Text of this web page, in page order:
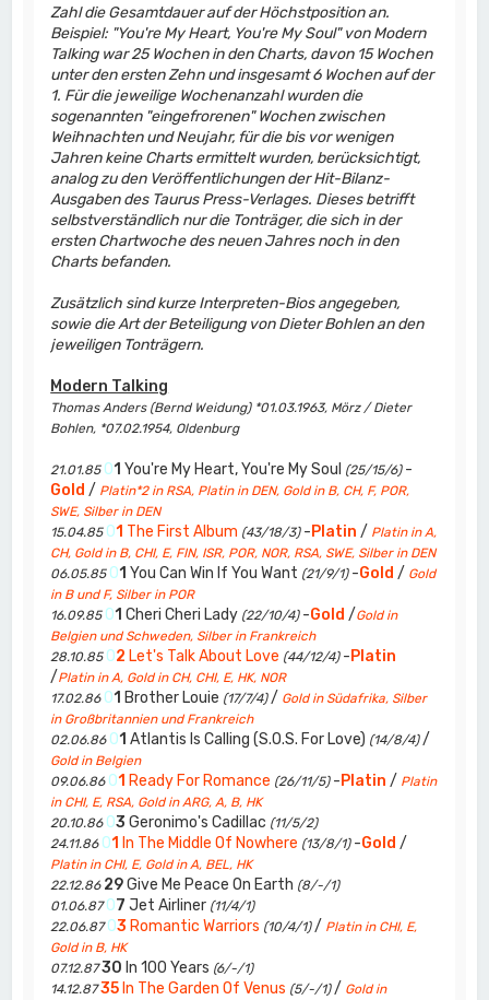
Zahl die Gesamtdauer auf der Höchstposition an.
Beispiel: "You're My Heart, You're My Soul" von Modern
Talking war 25 Wochen in den Charts, davon 15 Wochen
unter den ersten Zehn und insgesamt 6 Wochen auf der
1. Für die jeweilige Wochenanzahl wurden die
sogenannten "eingefrorenen" Wochen zwischen
Weihnachten und Neujahr, für die bis vor wenigen
Jahren keine Charts ermittelt wurden, berücksichtigt,
analog zu den Veröffentlichungen der Hit-Bilanz-
Ausgaben des Taurus Press-Verlages. Dieses betrifft
selbstverständlich nur die Tonträger, die sich in der
ersten Chartwoche des neuen Jahres noch in den
Charts befanden.
Zusätzlich sind kurze Interpreten-Bios angegeben,
sowie die Art der Beteiligung von Dieter Bohlen an den
jeweiligen Tonträgern.
Modern Talking
Thomas Anders (Bernd Weidung) *01.03.1963, Mörz / Dieter
Bohlen, *07.02.1954, Oldenburg
21.01.85 01 You're My Heart, You're My Soul (25/15/6)-
Gold / Platin*2 in RSA, Platin in DEN, Gold in B, CH, F, POR,
SWE, Silber in DEN
15.04.85 01 The First Album (43/18/3)-Platin/ Platin in A,
CH, Gold in B, CHI, E, FIN, ISR, POR, NOR, RSA, SWE, Silber in DEN
06.05.85 01 You Can Win If You Want (21/9/1)-Gold / Gold
in B und F, Silber in POR
16.09.85 01 Cheri Cheri Lady (22/10/4)-Gold /Gold in
Belgien und Schweden, Silber in Frankreich
28.10.85 02 Let's Talk About Love (44/12/4)-Platin
/Platin in A, Gold in CH, CHI, E, HK, NOR
17.02.86 01 Brother Louie (17/7/4)/ Gold in Südafrika, Silber
in Großbritannien und Frankreich
02.06.86 01 Atlantis Is Calling (S.O.S. For Love) (14/8/4)/
Gold in Belgien
09.06.86 01 Ready For Romance (26/11/5)-Platin / Platin
in CHI, E, RSA, Gold in ARG, A, B, HK
20.10.86 03 Geronimo's Cadillac (11/5/2)
24.11.86 01 In The Middle Of Nowhere (13/8/1)-Gold /
Platin in CHI, E, Gold in A, BEL, HK
22.12.86 29Give Me Peace On Earth (8/-/1)
01.06.87 07 Jet Airliner (11/4/1)
22.06.87 03 Romantic Warriors (10/4/1)/ Platin in CHI, E,
Gold in B, HK
07.12.87 30 In 100 Years (6/-/1)
14.12.87 35 In The Garden Of Venus (5/-/1)/ Gold in